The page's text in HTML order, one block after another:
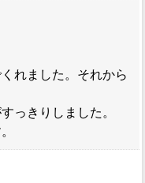
れました。それから
っきりしました。